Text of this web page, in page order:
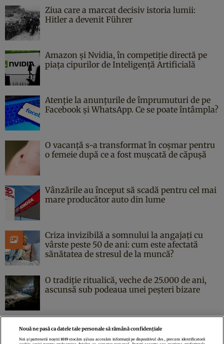
Ziua care a marcat decisiv istoria lumii:
Hitler a devenit Führer
Amazon și Nvidia, în competiție directă pe
piața cipurilor de Inteligență Artificială
Atenție la anunțurile de împrumuturi de pe
Facebook și WhatsApp. Ce se poate întâmpla?
O vacanță s-a transformat în coșmar pentru
o femeie după ce a fost mușcată de căpușă
Vânzările au început să scadă pentru cel mai
mare producător auto din lume
Criza invizibilă a somnului la angajați cu
vârste peste 50 de ani: cum este afectată
sănătatea de stresul de la muncă?
O tradiție ritualică, veche de 25.000 de ani,
ascunsă sub podeaua unei peșteri bizare
Nouă ne pasă ca datele tale personale să rămână confidențiale
Noi și partenerii noștri1019 stocăm și/sau accesăm informații pe dispozitivul dvs., precum identificatorii